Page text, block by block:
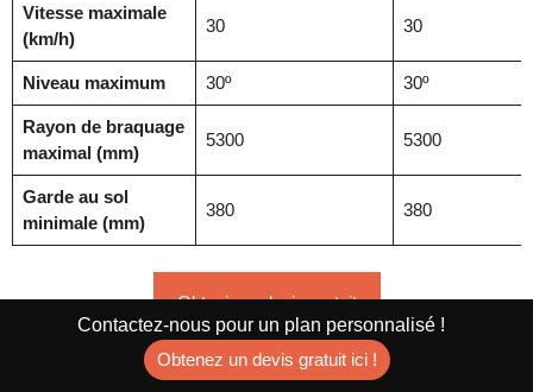
Vitesse maximale
(km/h)
30 30
Niveau maximum 30º 30º
Rayon de braquage
maximal (mm)
5300 5300
Garde au sol
minimale (mm)
380 380
Obtenir un devis gratuit
Contactez-nous pour un plan personnalisé !
Obtenez un devis gratuit ici !